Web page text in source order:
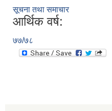
सूचना तथा समाचार
आर्थिक वर्ष:
७७/७८